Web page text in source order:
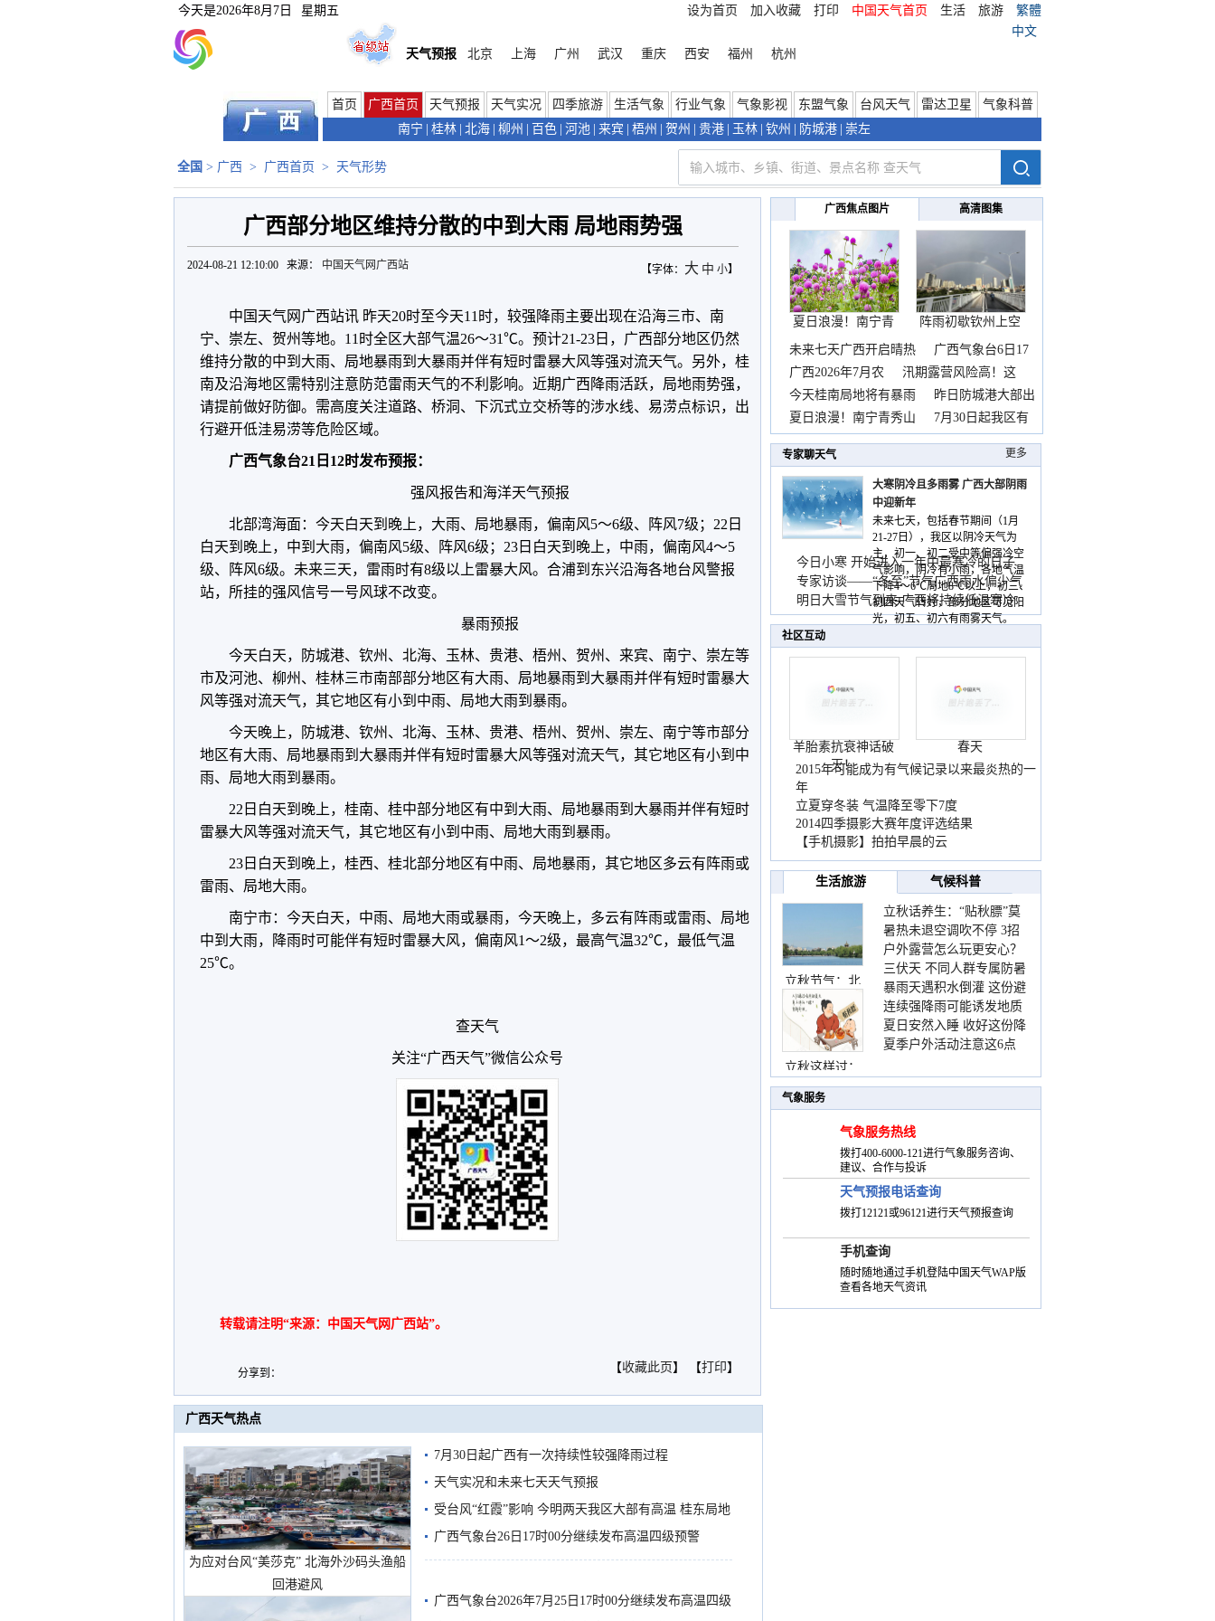
今天是2026年8月7日 星期五 设为首页 加入收藏 打印 中国天气首页 生活 旅游
繁體
中文
天气预报
北京 上海 广州 武汉 重庆 西安 福州 杭州
首页 广西首页 天气预报 天气实况 四季旅游 生活气象 行业气象 气象影视 东盟气象 台风天气 雷达卫星
气象科普
南宁
桂林 北海 柳州 百色 河池 来宾 梧州 贺州 贵港 玉林 钦州 防城港 崇左
全国 > 广西 > 广西首页 > 天气形势
广西部分地区维持分散的中到大雨 局地雨势强
【字体： 大 中 小】
2024-08-21 12:10:00 来源： 中国天气网广西站
中国天气网广西站讯 昨天20时至今天11时，较强降雨主要出现在沿海三市、南
宁、崇左、贺州等地。11时全区大部气温26～31℃。预计21-23日，广西部分地区仍然
维持分散的中到大雨、局地暴雨到大暴雨并伴有短时雷暴大风等强对流天气。另外，桂
南及沿海地区需特别注意防范雷雨天气的不利影响。近期广西降雨活跃，局地雨势强，
请提前做好防御。需高度关注道路、桥洞、下沉式立交桥等的涉水线、易涝点标识，出
行避开低洼易涝等危险区域。
广西气象台21日12时发布预报：
强风报告和海洋天气预报
北部湾海面：今天白天到晚上，大雨、局地暴雨，偏南风5～6级、阵风7级；22日
白天到晚上，中到大雨，偏南风5级、阵风6级；23日白天到晚上，中雨，偏南风4～5
级、阵风6级。未来三天，雷雨时有8级以上雷暴大风。合浦到东兴沿海各地台风警报
站，所挂的强风信号一号风球不改变。
暴雨预报
今天白天，防城港、钦州、北海、玉林、贵港、梧州、贺州、来宾、南宁、崇左等
市及河池、柳州、桂林三市南部部分地区有大雨、局地暴雨到大暴雨并伴有短时雷暴大
风等强对流天气，其它地区有小到中雨、局地大雨到暴雨。
今天晚上，防城港、钦州、北海、玉林、贵港、梧州、贺州、崇左、南宁等市部分
地区有大雨、局地暴雨到大暴雨并伴有短时雷暴大风等强对流天气，其它地区有小到中
雨、局地大雨到暴雨。
22日白天到晚上，桂南、桂中部分地区有中到大雨、局地暴雨到大暴雨并伴有短时
雷暴大风等强对流天气，其它地区有小到中雨、局地大雨到暴雨。
23日白天到晚上，桂西、桂北部分地区有中雨、局地暴雨，其它地区多云有阵雨或
雷雨、局地大雨。
南宁市：今天白天，中雨、局地大雨或暴雨，今天晚上，多云有阵雨或雷雨、局地
中到大雨，降雨时可能伴有短时雷暴大风，偏南风1～2级，最高气温32℃，最低气温
25℃。
查天气
关注“广西天气”微信公众号
转载请注明“来源：中国天气网广西站”。
分享到： 【收藏此页 】 【打印】
广西天气热点
为应对台风“美莎克” 北海外沙码头渔船
回港避风
7月30日起广西有一次持续性较强降雨过程
天气实况和未来七天天气预报
受台风“红霞”影响 今明两天我区大部有高温 桂东局地
有较强降雨
广西气象台26日17时00分继续发布高温四级预警
广西气象台2026年7月25日17时00分继续发布高温四级
广西焦点图片 高清图集
夏日浪漫！南宁青
秀山
阵雨初歇钦州上空
邂逅
未来七天广西开启晴热
广西气象台6日17
时
广西2026年7月农
汛期露营风险高！这
份
今天桂南局地将有暴雨
昨日防城港大部出
现暴
夏日浪漫！南宁青秀山
7月30日起我区有
持
专家聊天气 更多
大寒阴冷且多雨雾 广西大部阴雨
中迎新年
未来七天，包括春节期间（1月
21-27日），我区以阴冷天气为
主，初一、初二受中等偏强冷空
气影响，阴冷有小雨，各地气温
下降4～6℃局地8℃以上，初三、
初四天气转好，部分地区可见阳
光，初五、初六有雨雾天气。
今日小寒 开始进入一年中最寒冷的日子
专家访谈——“冬至”节气广西雨水偏少气
温低
明日大雪节气到来 广西将持续低温寒冷
天气
社区互动
羊胎素抗衰神话破
灭！
春天
2015年可能成为有气候记录以来最炎热的一
年
立夏穿冬装 气温降至零下7度
2014四季摄影大赛年度评选结果
【手机摄影】拍拍早晨的云
生活旅游 气候科普
立秋节气：北
立秋这样过：
立秋话养生：“贴秋膘”莫
着急 先清暑再防燥
暑热未退空调吹不停 3招
护住肩颈不酸痛
户外露营怎么玩更安心？
这份攻略请收好
三伏天 不同人群专属防暑
要点请收好
暴雨天遇积水倒灌 这份避
险提示请收好
连续强降雨可能诱发地质
灾害 这些前兆要知道
夏日安然入睡 收好这份降
温小贴士
夏季户外活动注意这6点
气象服务
气象服务热线
拨打400-6000-121进行气象服务咨询、
建议、合作与投诉
天气预报电话查询
拨打12121或96121进行天气预报查询
手机查询
随时随地通过手机登陆中国天气WAP版
查看各地天气资讯